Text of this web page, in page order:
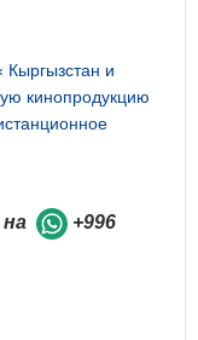
Кыргызстан и
кинопродукцию
на
+996